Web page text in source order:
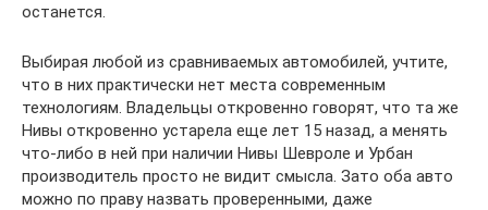
останется.
Выбирая любой из сравниваемых автомобилей, учтите,
что в них практически нет места современным
технологиям. Владельцы откровенно говорят, что та же
Нивы откровенно устарела еще лет 15 назад, а менять
что-либо в ней при наличии Нивы Шевроле и Урбан
производитель просто не видит смысла. Зато оба авто
можно по праву назвать проверенными, даже